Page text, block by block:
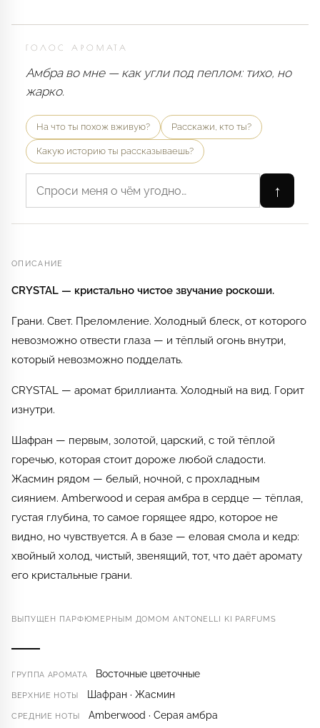
ГОЛОС АРОМАТА
Амбра во мне — как угли под пеплом: тихо, но
жарко.
На что ты похож вживую? Расскажи, кто ты?
Какую историю ты рассказываешь?
↑
ОПИСАНИЕ
CRYSTAL — кристально чистое звучание роскоши.
Грани. Свет. Преломление. Холодный блеск, от которого
невозможно отвести глаза — и тёплый огонь внутри,
который невозможно подделать.
CRYSTAL — аромат бриллианта. Холодный на вид. Горит
изнутри.
Шафран — первым, золотой, царский, с той тёплой
горечью, которая стоит дороже любой сладости.
Жасмин рядом — белый, ночной, с прохладным
сиянием. Amberwood и серая амбра в сердце — тёплая,
густая глубина, то самое горящее ядро, которое не
видно, но чувствуется. А в базе — еловая смола и кедр:
хвойный холод, чистый, звенящий, тот, что даёт аромату
его кристальные грани.
ВЫПУЩЕН ПАРФЮМЕРНЫМ ДОМОМ ANTONELLI KI PARFUMS
ГРУППА АРОМАТА Восточные цветочные
ВЕРХНИЕ НОТЫ Шафран · Жасмин
СРЕДНИЕ НОТЫ Amberwood · Серая амбра